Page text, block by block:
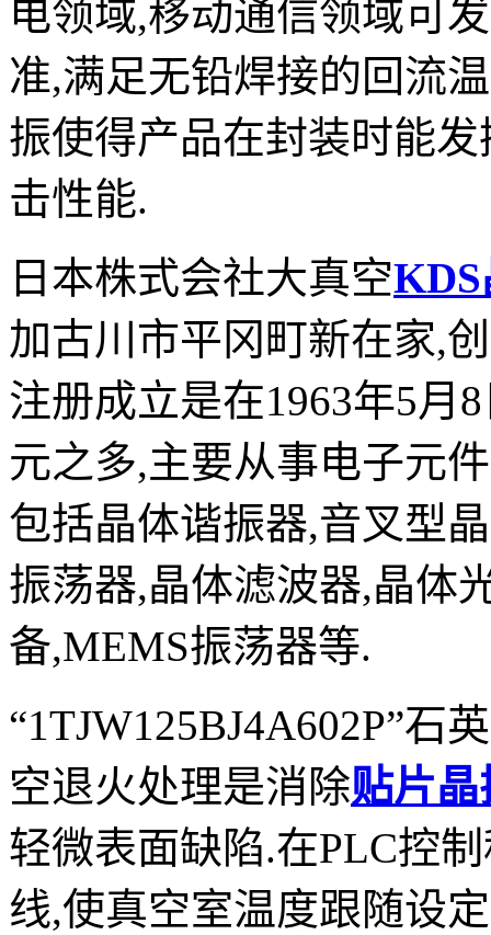
电领域,移动通信领域可
准,满足无铅焊接的回流
振使得产品在封装时能
击性能.
日本株式会社大真空
加古川市平冈町新在家,
注册成立是在1963年5月
元之多,主要从事电子元
包括晶体谐振器,音叉型
振荡器,晶体滤波器,晶体
备,MEMS振荡器等.
“1TJW125BJ4A602P”石
空退火处理是消除贴片晶
轻微表面缺陷.在PLC控
线,使真空室温度跟随设